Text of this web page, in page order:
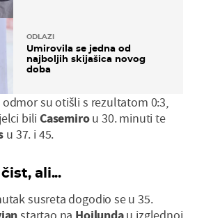
ODLAZI
Umirovila se jedna od
najboljih skijašica novog
doba
odmor su otišli s rezultatom 0:3,
bili Casemirou 30. minuti te
u 37. i 45.
ali...
susreta dogodio se u 35.